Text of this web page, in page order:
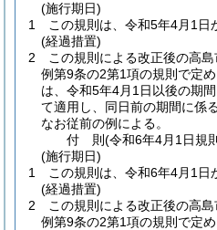
(施行期日)
1
この規則は、令和5年4月1日
(経過措置)
2
この規則による改正後の高
例第9条の2第1項の規則で定
は、令和5年4月1日以後の期
て適用し、同日前の期間に係
なお従前の例による。
付 則(令和6年4月1日規
(施行期日)
1
この規則は、令和6年4月1日
(経過措置)
2
この規則による改正後の高
例第9条の2第1項の規則で定